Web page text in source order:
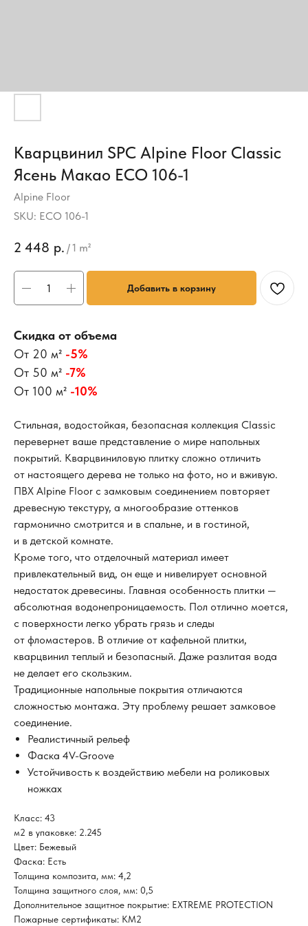
Кварцвинил SPC Alpine Floor Classic
Ясень Макао ECO 106-1
Alpine Floor
SKU: ECO 106-1
2 448 р. /1 m²
Добавить в корзину
Скидка от объема
От 20 м² -5%
От 50 м² -7%
От 100 м² -10%
Стильная, водостойкая, безопасная коллекция Classic
перевернет ваше представление о мире напольных
покрытий. Кварцвиниловую плитку сложно отличить
от настоящего дерева не только на фото, но и вживую.
ПВХ Alpine Floor с замковым соединением повторяет
древесную текстуру, а многообразие оттенков
гармонично смотрится и в спальне, и в гостиной,
и в детской комнате.
Кроме того, что отделочный материал имеет
привлекательный вид, он еще и нивелирует основной
недостаток древесины. Главная особенность плитки —
абсолютная водонепроницаемость. Пол отлично моется,
с поверхности легко убрать грязь и следы
от фломастеров. В отличие от кафельной плитки,
кварцвинил теплый и безопасный. Даже разлитая вода
не делает его скользким.
Традиционные напольные покрытия отличаются
сложностью монтажа. Эту проблему решает замковое
соединение.
Реалистичный рельеф
Фаска 4V-Groove
Устойчивость к воздействию мебели на роликовых
ножках
Класс: 43
м2 в упаковке: 2.245
Цвет: Бежевый
Фаска: Есть
Толщина композита, мм: 4,2
Толщина защитного слоя, мм: 0,5
Дополнительное защитное покрытие: EXTREME PROTECTION
Пожарные сертификаты: КМ2